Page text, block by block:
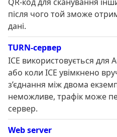
після чого той зможе
дані.
TURN-сервер
ICE використовується для
або коли ICE увімкнено
з’єднання між двома
неможливе, трафік може
сервер.
Web server